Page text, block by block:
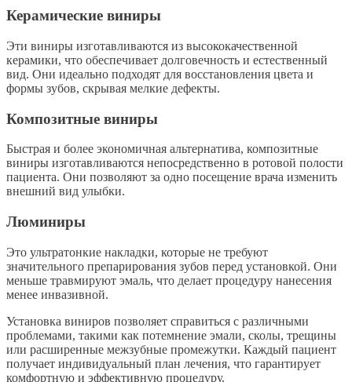
Керамические виниры
Эти виниры изготавливаются из высококачественной
керамики, что обеспечивает долговечность и естественный
вид. Они идеально подходят для восстановления цвета и
формы зубов, скрывая мелкие дефекты.
Композитные виниры
Быстрая и более экономичная альтернатива, композитные
виниры изготавливаются непосредственно в ротовой полости
пациента. Они позволяют за одно посещение врача изменить
внешний вид улыбки.
Люминиры
Это ультратонкие накладки, которые не требуют
значительного препарирования зубов перед установкой. Они
меньше травмируют эмаль, что делает процедуру нанесения
менее инвазивной.
Установка виниров позволяет справиться с различными
проблемами, такими как потемнение эмали, сколы, трещины
или расширенные межзубные промежутки. Каждый пациент
получает индивидуальный план лечения, что гарантирует
комфортную и эффективную процедуру.